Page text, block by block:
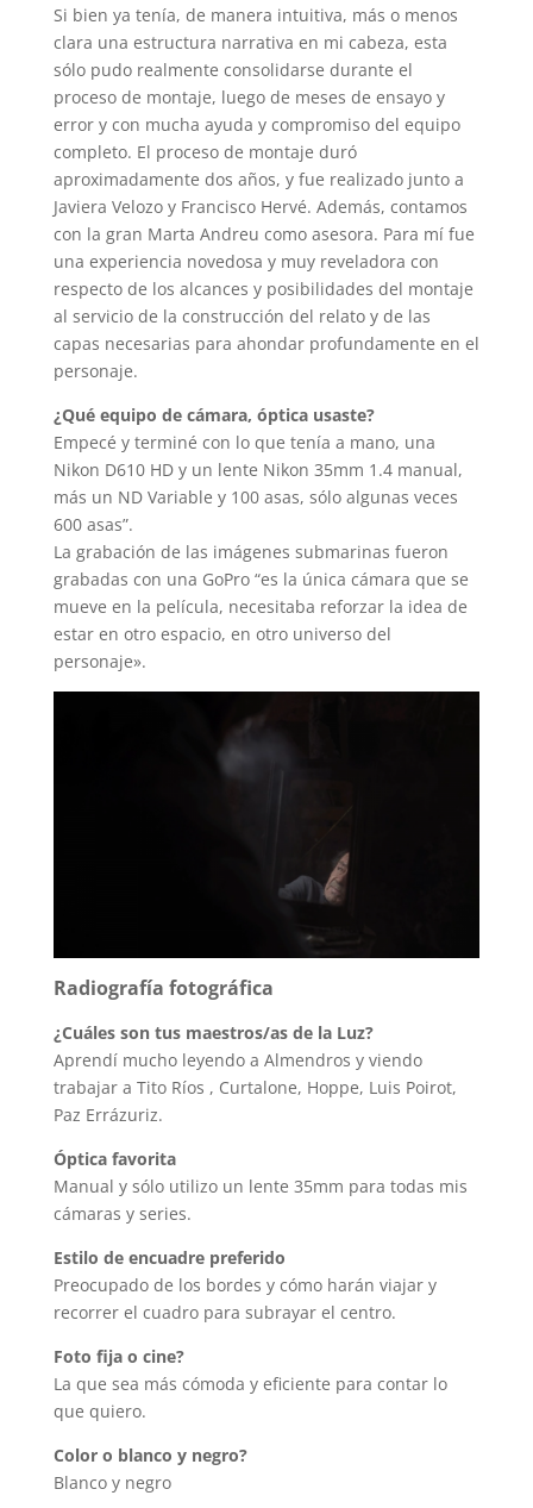
Si bien ya tenía, de manera intuitiva, más o menos
clara una estructura narrativa en mi cabeza, esta
sólo pudo realmente consolidarse durante el
proceso de montaje, luego de meses de ensayo y
error y con mucha ayuda y compromiso del equipo
completo. El proceso de montaje duró
aproximadamente dos años, y fue realizado junto a
Javiera Velozo y Francisco Hervé. Además, contamos
con la gran Marta Andreu como asesora. Para mí fue
una experiencia novedosa y muy reveladora con
respecto de los alcances y posibilidades del montaje
al servicio de la construcción del relato y de las
capas necesarias para ahondar profundamente en el
personaje.
¿Qué equipo de cámara, óptica usaste?
Empecé y terminé con lo que tenía a mano, una
Nikon D610 HD y un lente Nikon 35mm 1.4 manual,
más un ND Variable y 100 asas, sólo algunas veces
600 asas”.
La grabación de las imágenes submarinas fueron
grabadas con una GoPro “es la única cámara que se
mueve en la película, necesitaba reforzar la idea de
estar en otro espacio, en otro universo del
personaje».
Radiografía fotográfica
¿Cuáles son tus maestros/as de la Luz?
Aprendí mucho leyendo a Almendros y viendo
trabajar a Tito Ríos , Curtalone, Hoppe, Luis Poirot,
Paz Errázuriz.
Óptica favorita
Manual y sólo utilizo un lente 35mm para todas mis
cámaras y series.
Estilo de encuadre preferido
Preocupado de los bordes y cómo harán viajar y
recorrer el cuadro para subrayar el centro.
Foto fija o cine?
La que sea más cómoda y eficiente para contar lo
que quiero.
Color o blanco y negro?
Blanco y negro